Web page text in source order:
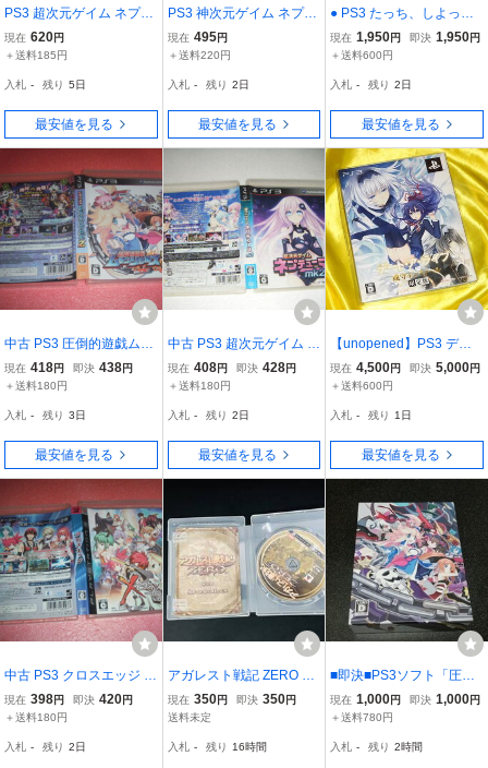
PS3 超次元ゲイム ネプテ
ューヌ 通常版 中古
現在 620円
＋送料185円
入札 - 残り 5日
最安値を見る
PS3 神次元ゲイム ネプテ
ューヌⅤ
現在 495円
＋送料220円
入札 - 残り 2日
最安値を見る
● PS3 たっち、しよっ！
Love Application 限定版/
ゲーマガ ポスター付/特典
ット チャーム ポストカー
ド ゲーム
現在 1,950円 即決 1,950円
＋送料600円
入札 - 残り 2日
最安値を見る
中古 PS3 圧倒的遊戯ムゲ
ンソウルズZ
現在 418円 即決 438円
＋送料180円
入札 - 残り 3日
最安値を見る
中古 PS3 超次元ゲイム ネ
プテューヌmk2 動作保証
同梱可
現在 408円 即決 428円
＋送料180円
入札 - 残り 2日
最安値を見る
【unopened】PS3 デー
ト・ア・ライブ 或守イン
ストール 限定版【未開
現在 4,500円 即決 5,000円
＋送料600円
入札 - 残り 1日
最安値を見る
中古 PS3 クロスエッジ 動
作保証 同梱可
現在 398円 即決 420円
＋送料180円
入札 - 残り 2日
アガレスト戦記 ZERO 即
売り！
現在 350円 即決 350円
送料未定
入札 - 残り 16時間
■即決■PS3ソフト「圧倒
的遊戯ムゲンソウルズZ
限定版」■
現在 1,000円 即決 1,000円
＋送料780円
入札 - 残り 2時間